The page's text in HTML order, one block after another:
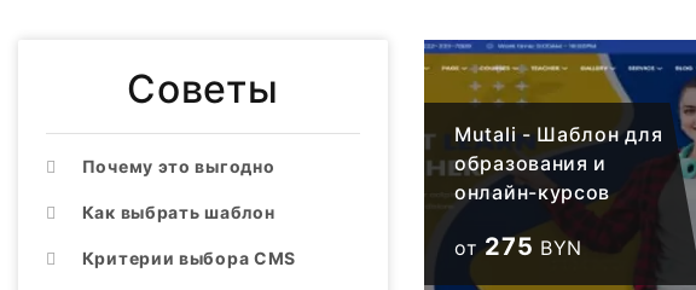
Советы
Почему это выгодно
Как выбрать шаблон
Критерии выбора CMS
Mutali - Шаблон для
образования и
онлайн-курсов
от 275 BYN